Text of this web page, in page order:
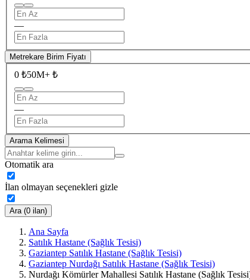
—
Metrekare Birim Fiyatı
0 ₺50M+ ₺
—
Arama Kelimesi
Otomatik ara
İlan olmayan seçenekleri gizle
Ara (0 ilan)
Ana Sayfa
Satılık Hastane (Sağlık Tesisi)
Gaziantep Satılık Hastane (Sağlık Tesisi)
Gaziantep Nurdağı Satılık Hastane (Sağlık Tesisi)
Nurdağı Kömürler Mahallesi Satılık Hastane (Sağlık